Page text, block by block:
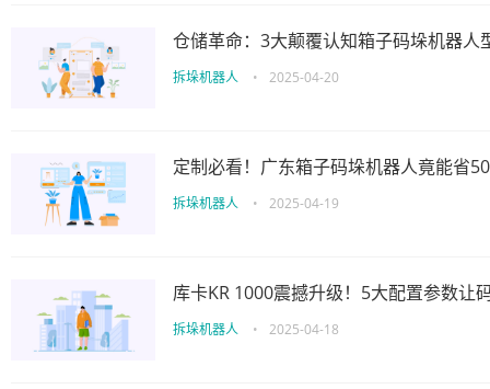
仓储革命：3大颠覆认知箱子码垛机器人
拆垛机器人 • 2025-04-20
定制必看！广东箱子码垛机器人竟能省
拆垛机器人 • 2025-04-19
库卡KR 1000震撼升级！5大配置参数让
拆垛机器人 • 2025-04-18